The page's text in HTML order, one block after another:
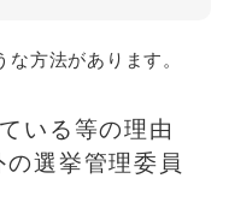
方法があります。
いる等の理由
選挙管理委員